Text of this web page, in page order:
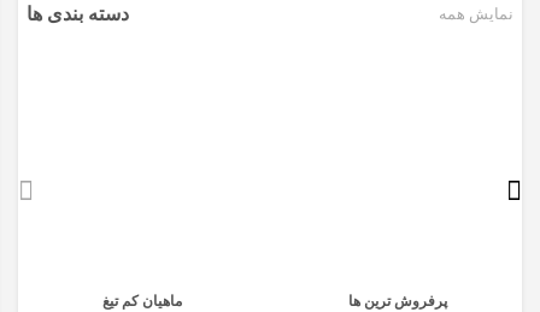
دسته بندی ها نمایش همه
پرفروش ترین ها ماهیان کم تیغ